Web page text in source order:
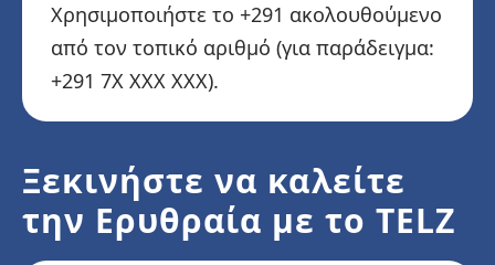
Χρησιμοποιήστε το +291 ακολουθούμενο
από τον τοπικό αριθμό (για παράδειγμα:
+291 7X XXX XXX).
Ξεκινήστε να καλείτε
την Ερυθραία με το TELZ